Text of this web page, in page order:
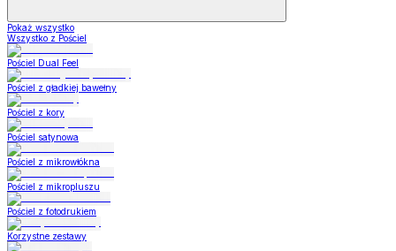
Pokaż wszystko
Wszystko z Pościel
Pościel Dual Feel
Pościel z gładkiej bawełny
Pościel z kory
Pościel satynowa
Pościel z mikrowłókna
Pościel z mikropluszu
Pościel z fotodrukiem
Korzystne zestawy